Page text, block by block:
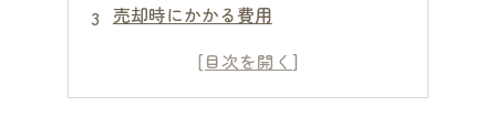
売却時にかかる費用
不動産会社の選び方